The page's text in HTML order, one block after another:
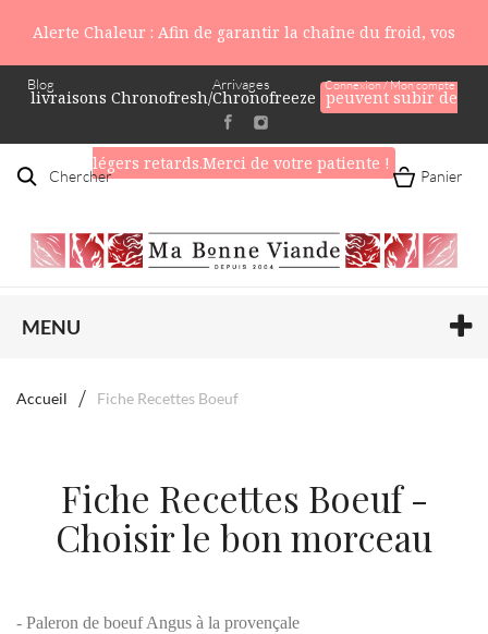
Alerte Chaleur : Afin de garantir la chaîne du froid, vos
livraisons Chronofresh/Chronofreeze peuvent subir de
légers retards.Merci de votre patiente !
Blog Connexion / Mon compte
Arrivages
Chercher Panier
MENU
Accueil Fiche Recettes Boeuf
Fiche Recettes Boeuf -
Choisir le bon morceau
- Paleron de boeuf Angus à la provençale